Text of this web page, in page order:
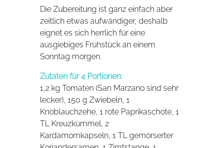
Die Zubereitung ist ganz einfach aber
zeitlich etwas aufwändiger, deshalb
eignet es sich herrlich für eine
ausgiebiges Frühstück an einem
Sonntag morgen.
Zutaten für 4 Portionen:
1,2 kg Tomaten (San Marzano sind sehr
lecker), 150 g Zwiebeln, 1
Knoblauchzehe, 1 rote Paprikaschote, 1
TL Kreuzkümmel, 2
Kardamomkapseln, 1 TL gemörserter